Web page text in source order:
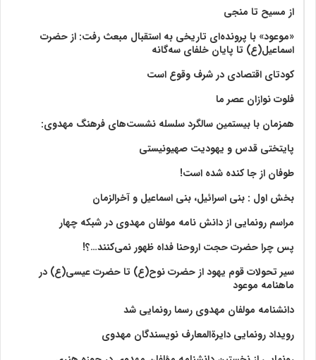
از مسیح تا منجی
«موعود» با پرونده‌ای تاریخی به استقبال مبعث رفت: از حضرت
اسماعیل(ع) تا پایان خلفای سه‌گانه
کودتای اقتصادی در شرف وقوع است
فلوت نوازان عصر ما
همزمان با بیستمین سالگرد سلسله نشست‌های فرهنگ مهدوی:‌
پایتختی قدس و یهودیت صهیونیستی
طوفان از جا کنده شده است!
بخش اول : بنی اسرائیل، بنی اسماعیل و آخرالزمان
مراسم رونمایی از دانش نامه مولفان مهدوی در شبکه چهار
پس چرا حضرت حجت اروحنا فداه ظهور نمی‌کنند…؟!
سیر تحولات قوم یهود از حضرت نوح(ع) تا حضرت عیسی(ع) در
ماهنامه موعود
دانشنامه مولفان مهدوی رسما رونمایی شد
رویداد رونمایی دایرةالمعارف نویسندگان مهدوی